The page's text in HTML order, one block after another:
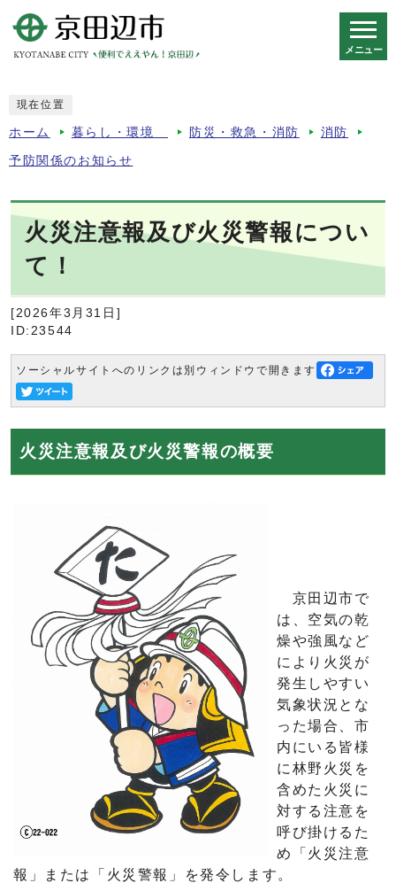
メニュー
現在位置
ホーム 暮らし・環境 防災・救急・消防 消防
予防関係のお知らせ
火災注意報及び火災警報につい
て！
[2026年3月31日]
ID:23544
ソーシャルサイトへのリンクは別ウィンドウで開きます
火災注意報及び火災警報の概要
京田辺市で
は、空気の乾
燥や強風など
により火災が
発生しやすい
気象状況とな
った場合、市
内にいる皆様
に林野火災を
含めた火災に
対する注意を
呼び掛けるた
め「火災注意
報」または「火災警報」を発令します。